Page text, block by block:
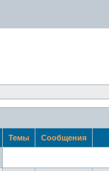
Темы Сообщения